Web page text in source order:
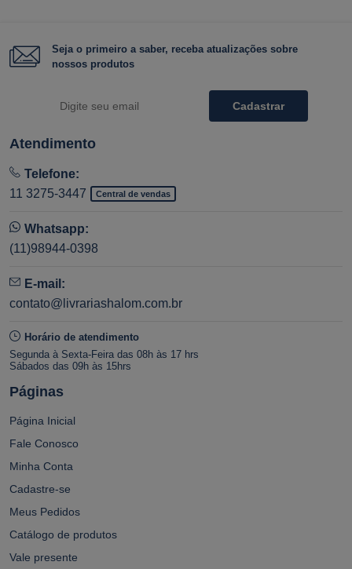
Seja o primeiro a saber, receba atualizações sobre
nossos produtos
Cadastrar
Atendimento
Telefone:
11 3275-3447
Central de vendas
Whatsapp:
(11)98944-0398
E-mail:
contato@livrariashalom.com.br
Horário de atendimento
Segunda à Sexta-Feira das 08h às 17 hrs
Sábados das 09h às 15hrs
Páginas
Página Inicial
Fale Conosco
Minha Conta
Cadastre-se
Meus Pedidos
Catálogo de produtos
Vale presente